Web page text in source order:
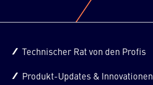
Technischer Rat von den Profis
Produkt-Updates & Innovationen